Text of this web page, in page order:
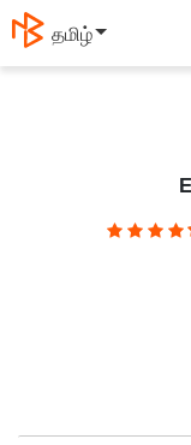
தமிழ்